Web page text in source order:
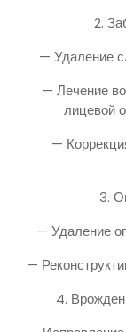
2.
— Удаление
— Лечение
лицевой
—
3.
— Удаление
—
4.